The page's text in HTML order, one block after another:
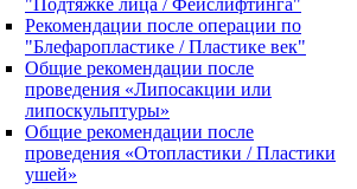
"Подтяжке лица / Фейслифтинга"
Рекомендации после операции по
"Блефаропластике / Пластике век"
Общие рекомендации после
проведения «Липосакции или
липоскульптуры»
Общие рекомендации после
проведения «Отопластики / Пластики
ушей»